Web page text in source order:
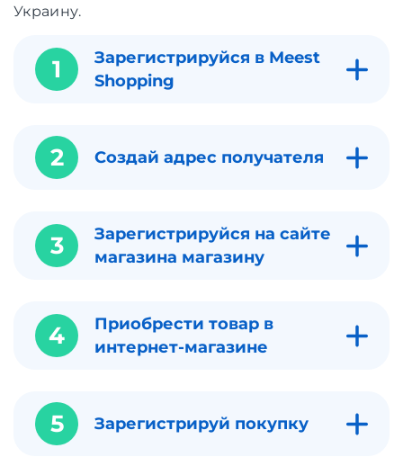
Украину.
1
Зарегистрируйся в Meest
Shopping
2 Создай адрес получателя
3
Зарегистрируйся на сайте
магазина магазину
4
Приобрести товар в
интернет-магазине
5 Зарегистрируй покупку